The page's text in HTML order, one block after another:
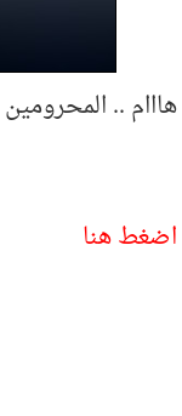
هااام .. المحرومين
اضغط هنا